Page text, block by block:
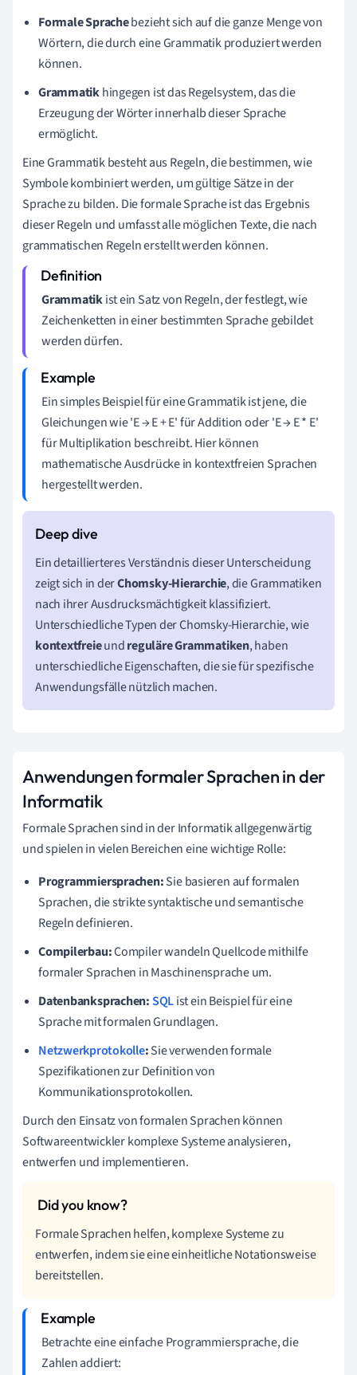
Formale Sprachebezieht sich auf die ganze Menge von
Wörtern, die durch eine Grammatik produziert werden
können.
Grammatikhingegen ist das Regelsystem, das die
Erzeugung der Wörter innerhalb dieser Sprache
ermöglicht.
Eine Grammatik besteht aus Regeln, die bestimmen, wie
Symbole kombiniert werden, um gültige Sätze in der
Sprache zu bilden. Die formale Sprache ist das Ergebnis
dieser Regeln und umfasst alle möglichen Texte, die nach
grammatischen Regeln erstellt werden können.
Grammatikist ein Satz von Regeln, der festlegt, wie
Zeichenketten in einer bestimmten Sprache gebildet
werden dürfen.
Ein simples Beispiel für eine Grammatik ist jene, die
Gleichungen wie 'E → E + E' für Addition oder 'E → E * E'
für Multiplikation beschreibt. Hier können
mathematische Ausdrücke in kontextfreien Sprachen
hergestellt werden.
Ein detaillierteres Verständnis dieser Unterscheidung
zeigt sich in derChomsky-Hierarchie, die Grammatiken
nach ihrer Ausdrucksmächtigkeit klassifiziert.
Unterschiedliche Typen der Chomsky-Hierarchie, wie
kontextfreieundreguläre Grammatiken, haben
unterschiedliche Eigenschaften, die sie für spezifische
Anwendungsfälle nützlich machen.
Anwendungen formaler Sprachen in der
Informatik
Formale Sprachen sind in der Informatik allgegenwärtig
und spielen in vielen Bereichen eine wichtige Rolle:
Programmiersprachen:Sie basieren auf formalen
Sprachen, die strikte syntaktische und semantische
Regeln definieren.
Compilerbau:Compiler wandeln Quellcode mithilfe
formaler Sprachen in Maschinensprache um.
Datenbanksprachen:SQList ein Beispiel für eine
Sprache mit formalen Grundlagen.
Netzwerkprotokolle:Sie verwenden formale
Spezifikationen zur Definition von
Kommunikationsprotokollen.
Durch den Einsatz von formalen Sprachen können
Softwareentwickler komplexe Systeme analysieren,
entwerfen und implementieren.
Formale Sprachen helfen, komplexe Systeme zu
entwerfen, indem sie eine einheitliche Notationsweise
bereitstellen.
Betrachte eine einfache Programmiersprache, die
Zahlen addiert: